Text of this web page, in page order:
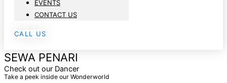
EVENTS
CONTACT US
CALL US
SEWA PENARI
Check out our Dancer
Take a peek inside our Wonderworld